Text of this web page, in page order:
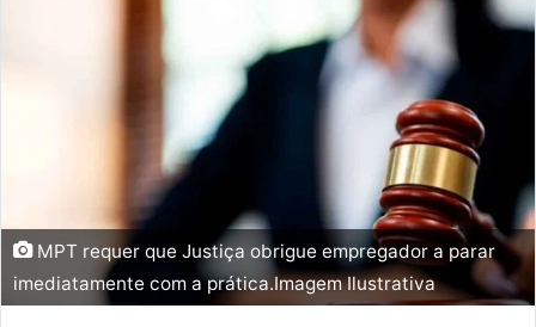
MPT requer que Justiça obrigue empregador a parar
imediatamente com a prática.Imagem Ilustrativa